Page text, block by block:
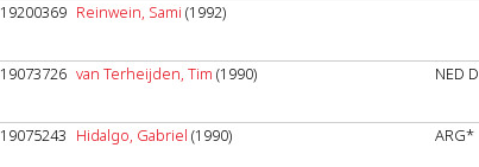
19200369 Reinwein, Sami (1992)
19073726 van Terheijden, Tim (1990) NED D
19075243 Hidalgo, Gabriel (1990) ARG*